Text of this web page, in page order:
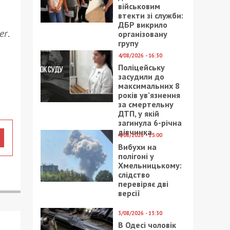
.
військовим
втекти зі служби:
ДБР викрило
організовану
групу
4/08/2026 - 16:30
Поліцейську
засудили до
максимальних 8
років ув’язнення
за смертельну
ДТП, у якій
загинула 6-річна
дівчинка
4/08/2026 - 15:00
Вибухи на
полігоні у
Хмельницькому:
слідство
перевіряє дві
версії
3/08/2026 - 13:30
В Одесі чоловік